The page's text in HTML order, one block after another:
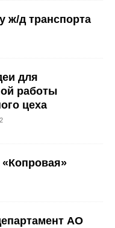
ж/д транспорта
для
работы
цеха
АО